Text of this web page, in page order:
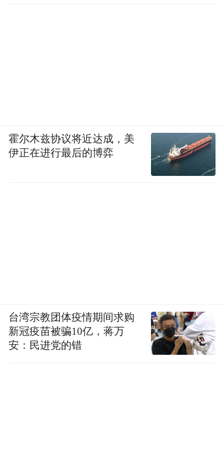
霍尔木兹协议将近达成，美
伊正在进行最后的博弈
台湾宗教团体疫情期间求购
新冠疫苗被骗10亿，蒋万
安：民进党的错